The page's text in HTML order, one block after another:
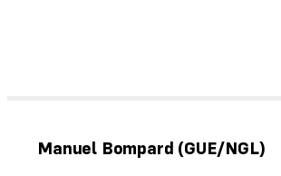
Manuel Bompard (GUE/NGL)